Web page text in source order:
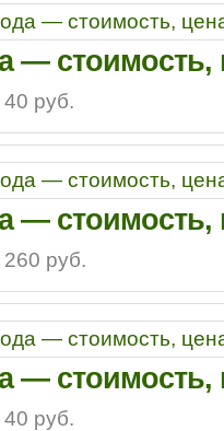
—
40 руб.
—
260 руб.
—
40 руб.